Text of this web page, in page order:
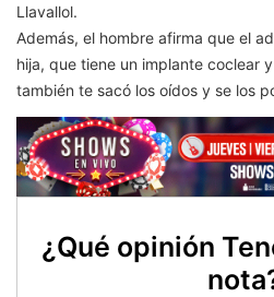
Llavallol.
Además, el hombre afirma que el
hija, que tiene un implante coclear
también te sacó los oídos y se los
¿Qué opinión